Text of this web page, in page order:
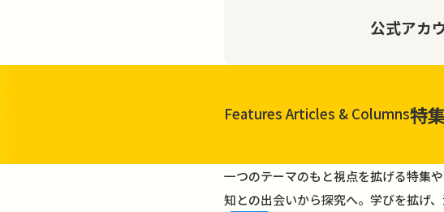
公式アカ
Features Articles & Columns特
一覧を見る
一つのテーマのもと視点を拡げる特集
知との出会いから探究へ。学びを拡げ